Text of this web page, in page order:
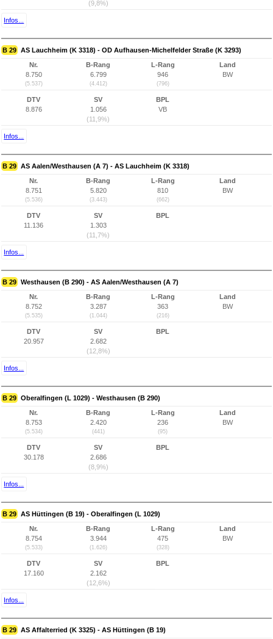
(9,8%)
Infos...
B 29 AS Lauchheim (K 3318) - OD Aufhausen-Michelfelder Straße (K 3293)
Nr.
8.750
(5.537)
B-Rang
6.799
(4.412)
L-Rang
946
(796)
Land
BW
DTV
8.876
SV
1.056
(11,9%)
BPL
VB
Infos...
B 29 AS Aalen/Westhausen (A 7) - AS Lauchheim (K 3318)
Nr.
8.751
(5.536)
B-Rang
5.820
(3.443)
L-Rang
810
(662)
Land
BW
DTV
11.136
SV
1.303
(11,7%)
BPL
Infos...
B 29 Westhausen (B 290) - AS Aalen/Westhausen (A 7)
Nr.
8.752
(5.535)
B-Rang
3.287
(1.044)
L-Rang
363
(216)
Land
BW
DTV
20.957
SV
2.682
(12,8%)
BPL
Infos...
B 29 Oberalfingen (L 1029) - Westhausen (B 290)
Nr.
8.753
(5.534)
B-Rang
2.420
(441)
L-Rang
236
(95)
Land
BW
DTV
30.178
SV
2.686
(8,9%)
BPL
Infos...
B 29 AS Hüttingen (B 19) - Oberalfingen (L 1029)
Nr.
8.754
(5.533)
B-Rang
3.944
(1.626)
L-Rang
475
(328)
Land
BW
DTV
17.160
SV
2.162
(12,6%)
BPL
Infos...
B 29 AS Affalterried (K 3325) - AS Hüttingen (B 19)